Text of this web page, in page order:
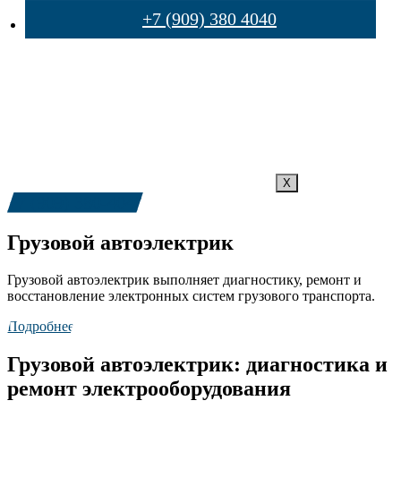
+7 (909) 380 4040
X
+7 (909) 380-4040
Грузовой автоэлектрик
Грузовой автоэлектрик выполняет диагностику, ремонт и
восстановление электронных систем грузового транспорта.
Подробнее
Грузовой автоэлектрик: диагностика и
ремонт электрооборудования